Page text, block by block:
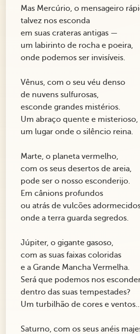
Mas Mercúrio, o mensageiro
talvez nos esconda
em suas crateras antigas —
um labirinto de rocha e poeira,
onde podemos ser invisíveis.
Vênus, com o seu véu denso
de nuvens sulfurosas,
esconde grandes mistérios.
Um abraço quente e misterioso,
um lugar onde o silêncio reina.
Marte, o planeta vermelho,
com os seus desertos de areia,
pode ser o nosso esconderijo.
Em cânions profundos
ou atrás de vulcões
onde a terra guarda segredos.
Júpiter, o gigante gasoso,
com as suas faixas coloridas
e a Grande Mancha Vermelha.
Será que podemos nos
dentro das suas tempestades?
Um turbilhão de cores e
Saturno, com os seus anéis